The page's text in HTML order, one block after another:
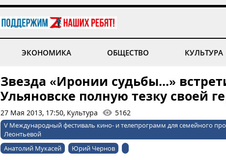
ЭКОНОМИКА ОБЩЕСТВО КУЛЬТУРА
Звезда «Иронии судьбы...»
Ульяновске полную тезку своей
27 Мая 2013, 17:50, Культура 5162
V Международный фестиваль кино- и телепрограмм для семейного
Леонтьевой
Анатолий Мукасей
Юрий Чернов